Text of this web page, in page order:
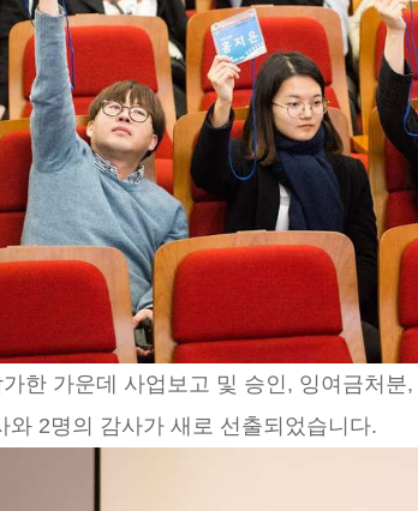
한 가운데 사업보고 및 승인, 잉여금처
2명의 감사가 새로 선출되었습니다.